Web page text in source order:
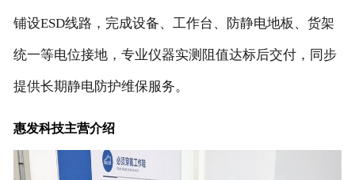
铺设ESD线路，完成设备、工作台、防静电地板、货架
统一等电位接地，专业仪器实测阻值达标后交付，同步
提供长期静电防护维保服务。
惠发科技主营介绍